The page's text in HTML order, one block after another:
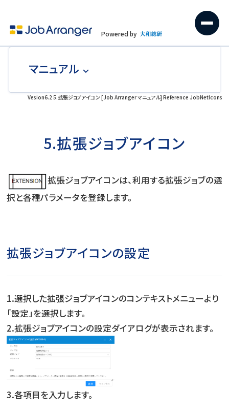
Powered by
マニュアル
Vesion6.2 5.拡張ジョブアイコン [Job Arranger マニュアル] Reference JobNetIcons
5.拡張ジョブアイコン
拡張ジョブアイコンは、利用する拡張ジョブの選
択と各種パラメータを登録します。
拡張ジョブアイコンの設定
1.選択した拡張ジョブアイコンのコンテキストメニューより
「設定」を選択します。
2.拡張ジョブアイコンの設定ダイアログが表示されます。
3.各項目を入力します。